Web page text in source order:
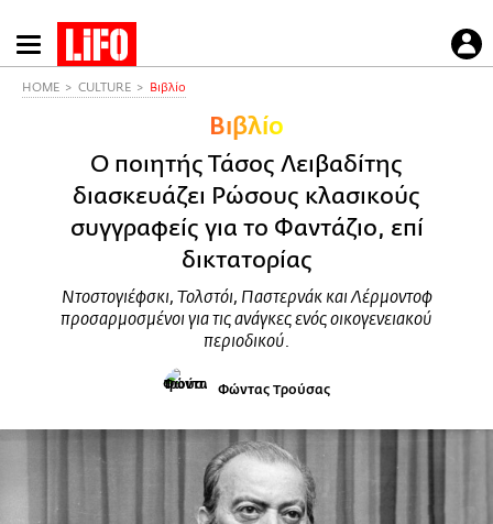
Παράκαμψη
προς
HOME CULTURE Βιβλίο
Βιβλίο
Ο ποιητής Τάσος Λειβαδίτης
διασκευάζει Ρώσους κλασικούς
συγγραφείς για το Φαντάζιο, επί
δικτατορίας
Ντοστογιέφσκι, Τολστόι, Παστερνάκ και Λέρμοντοφ
προσαρμοσμένοι για τις ανάγκες ενός οικογενειακού
περιοδικού.
Φώντας Τρούσας